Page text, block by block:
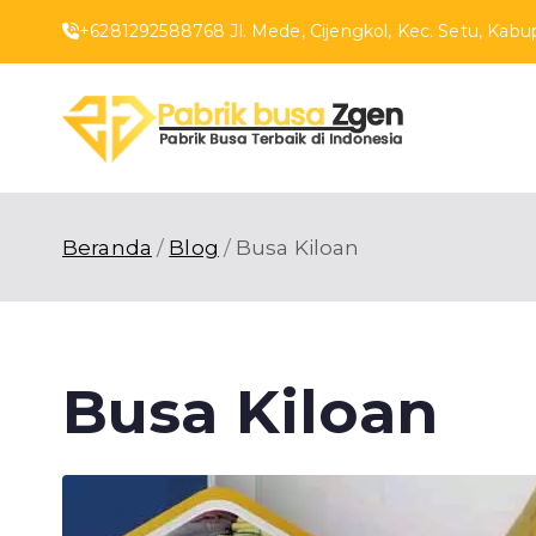
+6281292588768 Jl. Mede, Cijengkol, Kec. Setu,
Beranda Blog Busa Kiloan
Busa Kiloan